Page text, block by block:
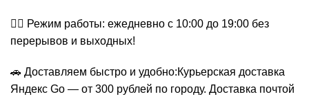
🏃‍♂️ Режим работы: ежедневно с 10:00 до 19:00 без
перерывов и выходных!
🚗 Доставляем быстро и удобно:Курьерская доставка
Яндекс Go — от 300 рублей по городу. Доставка почтой